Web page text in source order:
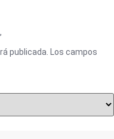
publicada. Los campos